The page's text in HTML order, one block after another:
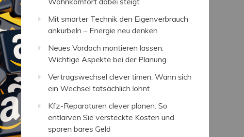
Mit smarter Technik den Eigenverbrauch
ankurbeln – Energie neu denken
Neues Vordach montieren lassen:
Wichtige Aspekte bei der Planung
Vertragswechsel clever timen: Wann sich
ein Wechsel tatsächlich lohnt
Kfz-Reparaturen clever planen: So
entlarven Sie versteckte Kosten und
sparen bares Geld